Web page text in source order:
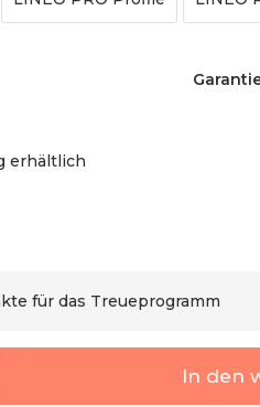
erhältlich
für das Treueprogramm